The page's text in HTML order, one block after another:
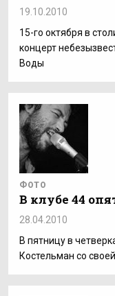
19.10.2010
15-го октября в
концерт
Воды
ФОТО
В клубе 44
28.04.2010
В пятницу в
Костельман со